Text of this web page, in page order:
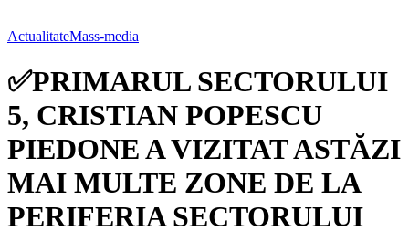
ActualitateMass-media
✅PRIMARUL SECTORULUI
5, CRISTIAN POPESCU
PIEDONE A VIZITAT ASTĂZI
MAI MULTE ZONE DE LA
PERIFERIA SECTORULUI